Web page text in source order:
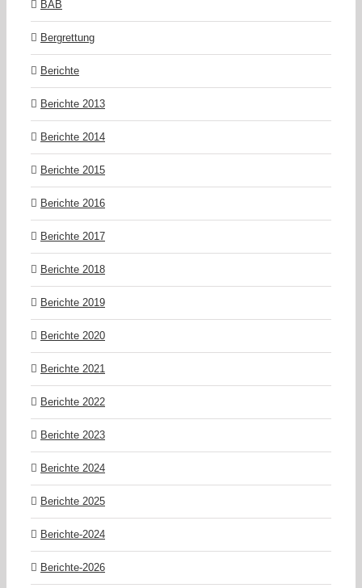
BAB
Bergrettung
Berichte
Berichte 2013
Berichte 2014
Berichte 2015
Berichte 2016
Berichte 2017
Berichte 2018
Berichte 2019
Berichte 2020
Berichte 2021
Berichte 2022
Berichte 2023
Berichte 2024
Berichte 2025
Berichte-2024
Berichte-2026